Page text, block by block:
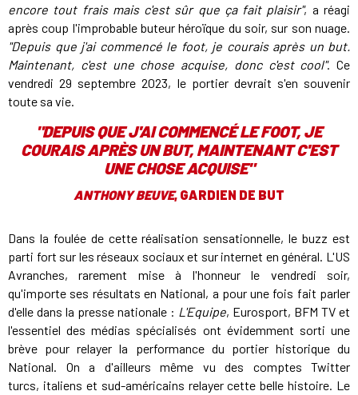
encore tout frais mais c'est sûr que ça fait plaisir", a réagi
après coup l'improbable buteur héroïque du soir, sur son nuage.
"Depuis que j'ai commencé le foot, je courais après un but.
Maintenant, c'est une chose acquise, donc c'est cool". Ce
vendredi 29 septembre 2023, le portier devrait s'en souvenir
toute sa vie.
"DEPUIS QUE J'AI COMMENCÉ LE FOOT, JE
COURAIS APRÈS UN BUT, MAINTENANT C'EST
UNE CHOSE ACQUISE"
ANTHONY BEUVE, GARDIEN DE BUT
Dans la foulée de cette réalisation sensationnelle, le buzz est
parti fort sur les réseaux sociaux et sur internet en général. L'US
Avranches, rarement mise à l'honneur le vendredi soir,
qu'importe ses résultats en National, a pour une fois fait parler
d'elle dans la presse nationale : L'Equipe, Eurosport, BFM TV et
l'essentiel des médias spécialisés ont évidemment sorti une
brève pour relayer la performance du portier historique du
National. On a d'ailleurs même vu des comptes Twitter
turcs, italiens et sud-américains relayer cette belle histoire. Le